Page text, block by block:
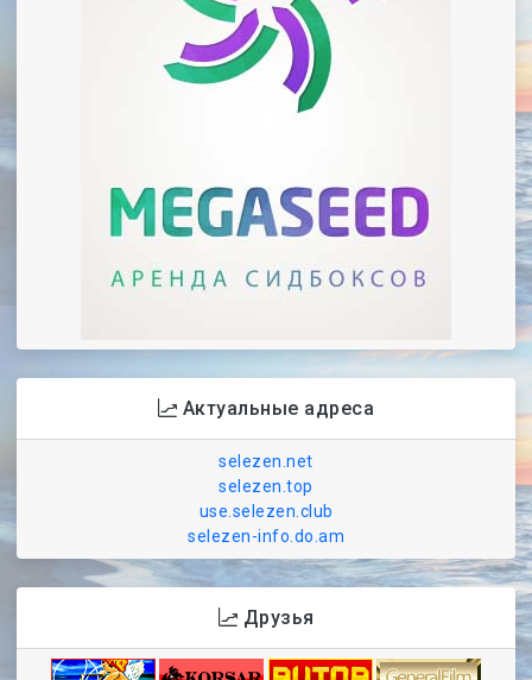
Актуальные адреса
selezen.net
selezen.top
use.selezen.club
selezen-info.do.am
Друзья